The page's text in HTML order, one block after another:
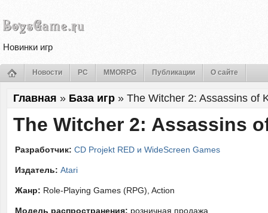
Новинки игр
Новости PC MMORPG Публикации О сайте
Главная » База игр » The Witcher 2: Assassins of
The Witcher 2: Assassins
Разработчик: CD Projekt RED и WideScreen Games
Издатель: Atari
Жанр: Role-Playing Games (RPG), Action
Модель распространения: розничная продажа